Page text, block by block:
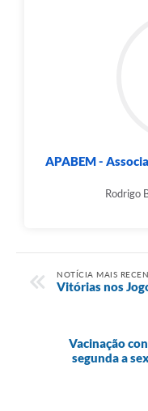
APABEM -
Rodrigo
NOTÍCIA MAIS
Vitórias nos
Vacinação
segunda a